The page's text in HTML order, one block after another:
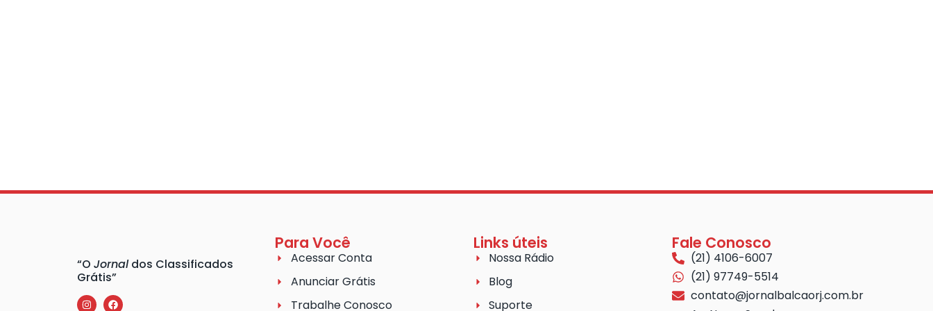
“O Jornaldos Classificados
Grátis”
Para Você
Acessar Conta
Anunciar Grátis
Trabalhe Conosco
Links úteis
Nossa Rádio
Blog
Suporte
Fale Conosco
(21) 4106-6007
(21) 97749-5514
contato@jornalbalcaorj.com.br